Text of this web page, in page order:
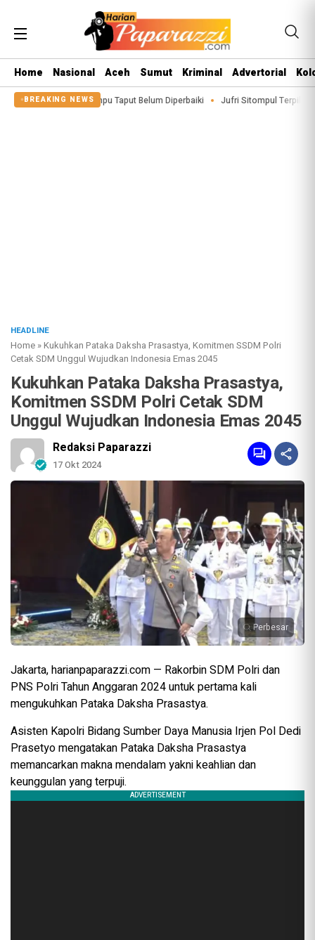
Home Nasional Aceh Sumut Kriminal Advertorial
BREAKING NEWS
Siualuompu Taput Belum Diperbaiki Jufri Sitompul Terpilih Jadi Ketua
HEADLINE
Home »Kukuhkan Pataka Daksha Prasastya, Komitmen SSDM Polri
Cetak SDM Unggul Wujudkan Indonesia Emas 2045
Kukuhkan Pataka Daksha Prasastya,
Komitmen SSDM Polri Cetak SDM
Unggul Wujudkan Indonesia Emas 2045
Redaksi Paparazzi
17 Okt 2024
Perbesar
Jakarta, harianpaparazzi.com — Rakorbin SDM Polri dan
PNS Polri Tahun Anggaran 2024 untuk pertama kali
mengukuhkan Pataka Daksha Prasastya.
Asisten Kapolri Bidang Sumber Daya Manusia Irjen Pol Dedi
Prasetyo mengatakan Pataka Daksha Prasastya
memancarkan makna mendalam yakni keahlian dan
keunggulan yang terpuji.